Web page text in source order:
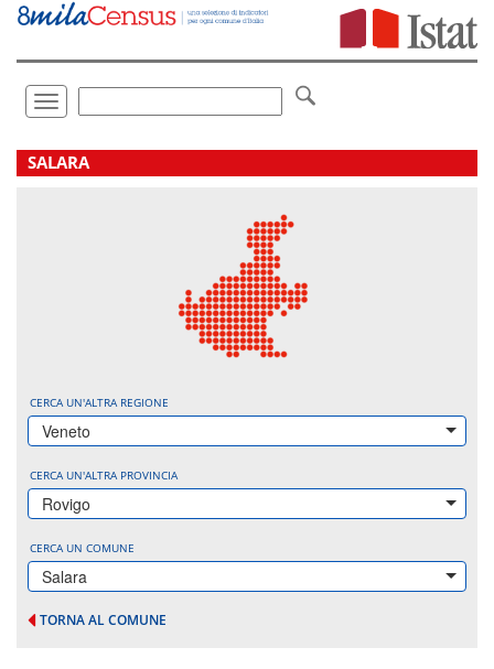
Vai
direttamente
Toggle
navigation
.
SALARA
CERCA UN'ALTRA REGIONE
Veneto
CERCA UN'ALTRA PROVINCIA
Rovigo
CERCA UN COMUNE
Salara
TORNA AL COMUNE